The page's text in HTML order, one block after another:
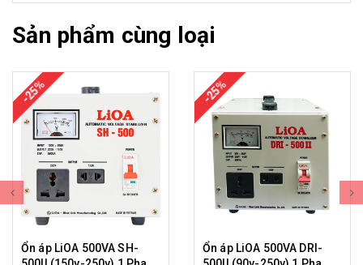
Sản phẩm cùng loại
-25%
Ổn áp LiOA 500VA SH-
-25%
Ổn áp LiOA 500VA DRI-